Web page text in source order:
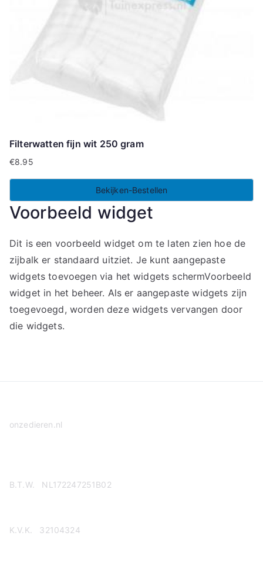
Filterwatten fijn wit 250 gram
€8.95
Bekijken-Bestellen
Voorbeeld widget
Dit is een voorbeeld widget om te laten zien hoe de
zijbalk er standaard uitziet. Je kunt aangepaste
widgets toevoegen via het widgets schermVoorbeeld
widget in het beheer. Als er aangepaste widgets zijn
toegevoegd, worden deze widgets vervangen door
die widgets.
onzedieren.nl
B.T.W. NL172247251B02
K.V.K. 32104324